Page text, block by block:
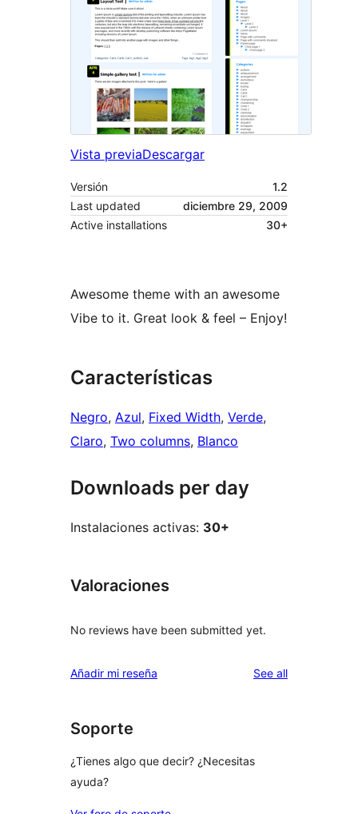
Vista previaDescargar
Versión
1.2
Last updated
diciembre 29, 2009
Active installations
30+
Awesome theme with an awesome
Vibe to it. Great look & feel – Enjoy!
Características
Negro, Azul, Fixed Width, Verde
Claro, Two columns, Blanco
Downloads per day
Instalaciones activas: 30+
Valoraciones
No reviews have been submitted yet.
Añadir mi reseña See allreviews
Soporte
¿Tienes algo que decir? ¿Necesitas
ayuda?